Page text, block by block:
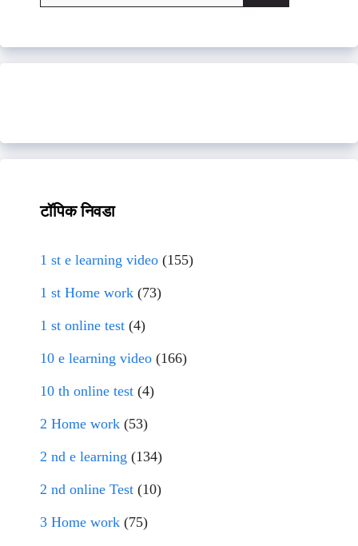
for:
टॉपिक निवडा
1 st e learning video (155)
1 st Home work (73)
1 st online test (4)
10 e learning video (166)
10 th online test (4)
2 Home work (53)
2 nd e learning (134)
2 nd online Test (10)
3 Home work (75)